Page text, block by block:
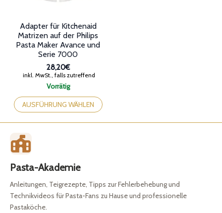
Vorrätig
Adapter für Kitchenaid
Matrizen auf der Philips
Pasta Maker Avance und
Serie 7000
28,20€
inkl. MwSt., falls zutreffend
AUSFÜHRUNG WÄHLEN
Dieses
Produkt
weist
mehrere
auf.
Die
können
auf
der
Produktseite
gewählt
Pasta-Akademie
Anleitungen, Teigrezepte, Tipps zur Fehlerbehebung und
Technikvideos für Pasta-Fans zu Hause und professionelle
Pastaköche.